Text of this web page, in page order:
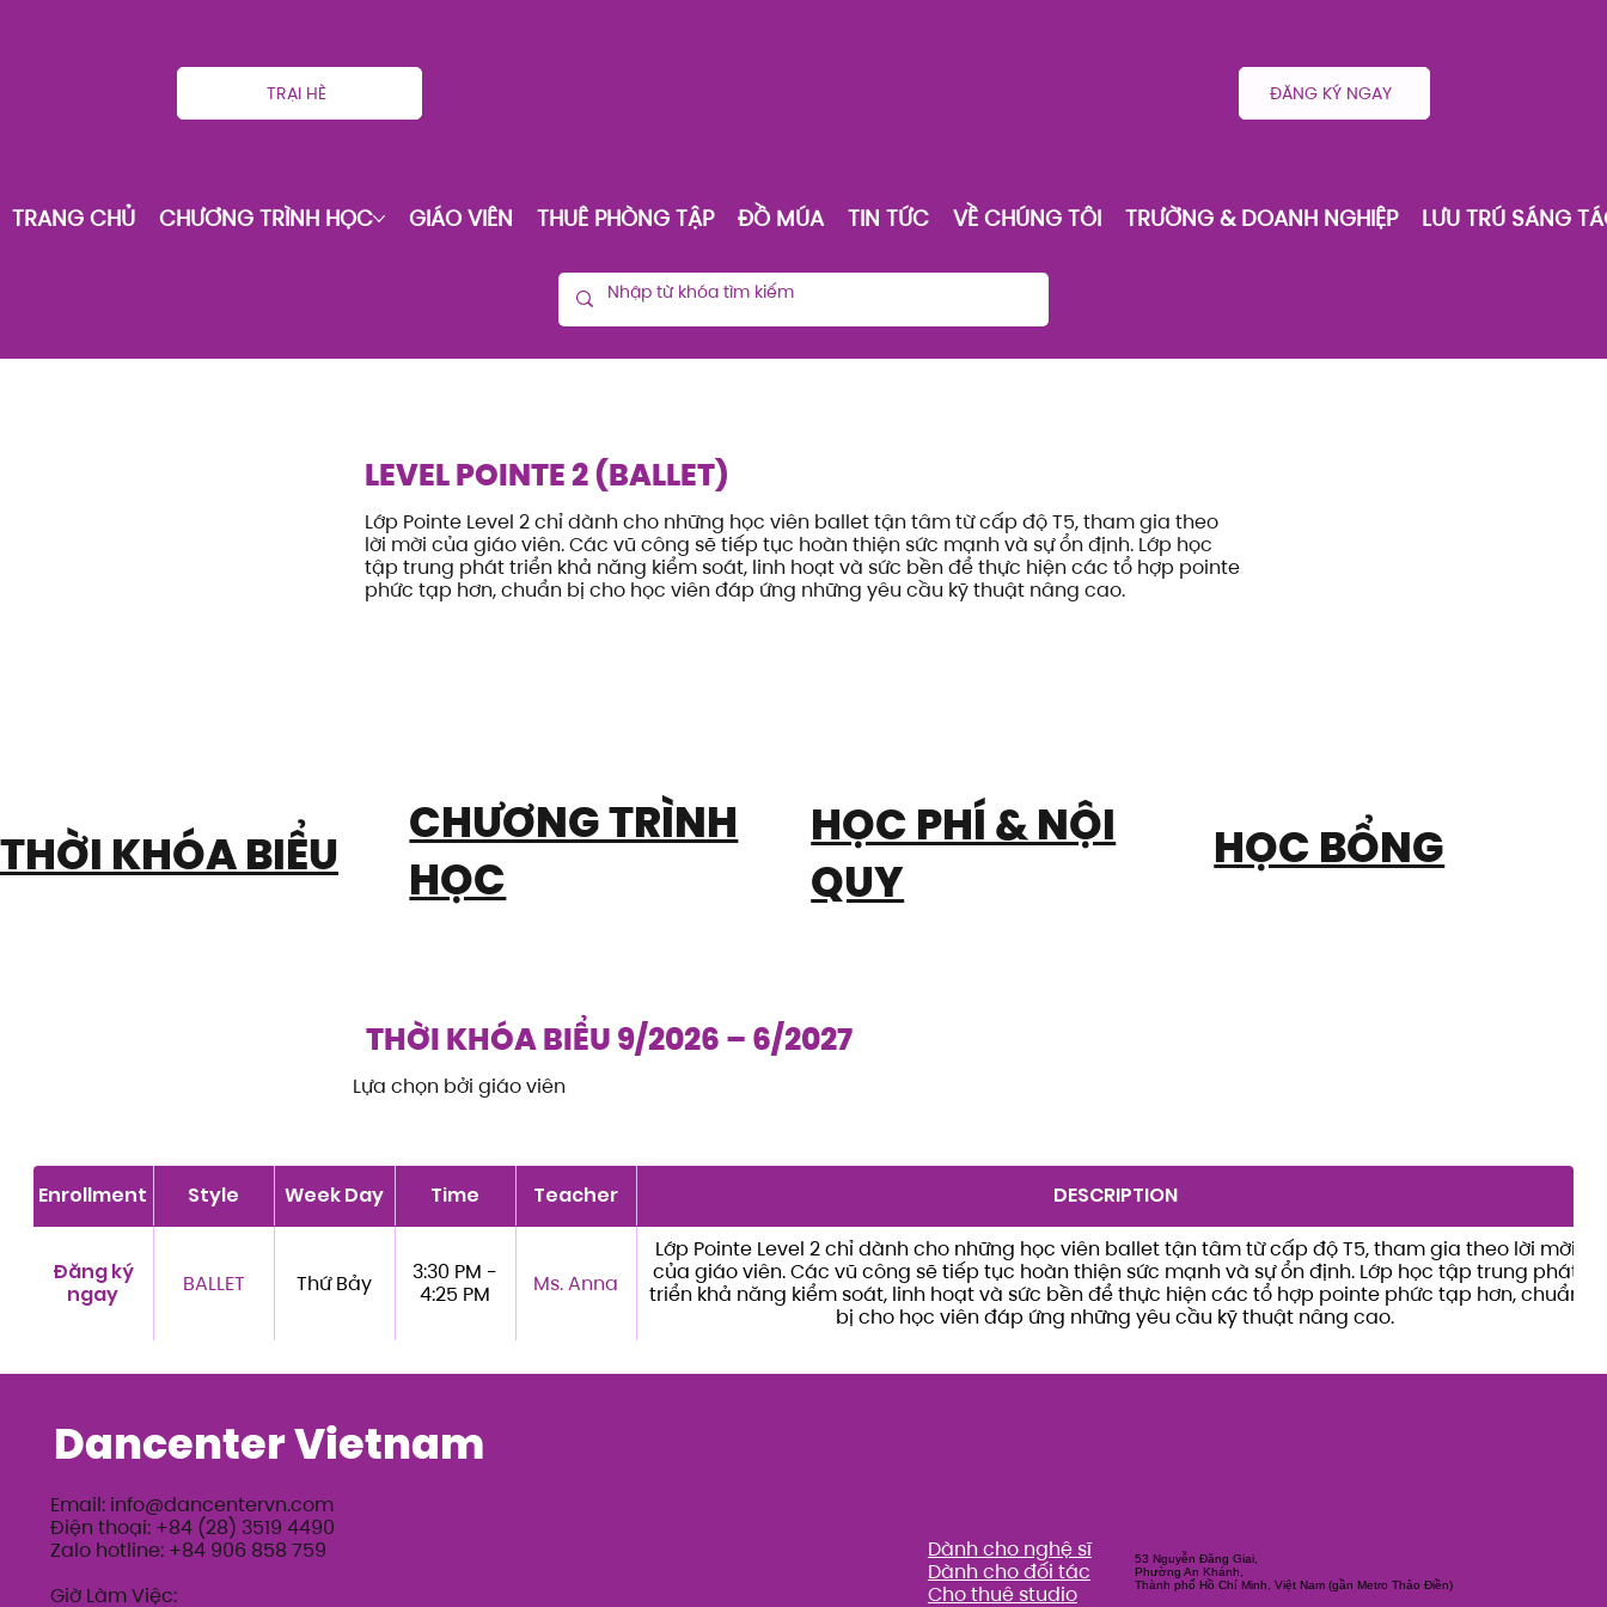
TRẠI HÈ ĐĂNG KÝ NGAY
TRANG CHỦ CHƯƠNG TRÌNH HỌC GIÁO VIÊN THUÊ PHÒNG TẬP ĐỒ MÚA TIN TỨC VỀ CHÚNG TÔI TRƯỜNG & DOANH NGHIỆP LƯU TRÚ SÁNG
LEVEL POINTE 2 (BALLET)
Lớp Pointe Level 2 chỉ dành cho những học viên ballet tận tâm từ cấp độ T5, tham gia theo
lời mời của giáo viên. Các vũ công sẽ tiếp tục hoàn thiện sức mạnh và sự ổn định. Lớp học
tập trung phát triển khả năng kiểm soát, linh hoạt và sức bền để thực hiện các tổ hợp pointe
phức tạp hơn, chuẩn bị cho học viên đáp ứng những yêu cầu kỹ thuật nâng cao.
THỜI KHÓA BIỂU
CHƯƠNG TRÌNH
HỌC
HỌC PHÍ & NỘI
QUY
HỌC BỔNG
THỜI KHÓA BIỂU 9/2026 – 6/2027
Lựa chọn bởi giáo viên
Enrollment Style Week Day Time Teacher DESCRIPTION
Đăng ký
ngay
BALLET Thứ Bảy
3:30 PM -
4:25 PM
Ms. Anna
Lớp Pointe Level 2 chỉ dành cho những học viên ballet tận tâm từ cấp độ T5, tham gia theo lời mời
của giáo viên. Các vũ công sẽ tiếp tục hoàn thiện sức mạnh và sự ổn định. Lớp học tập trung phát
triển khả năng kiểm soát, linh hoạt và sức bền để thực hiện các tổ hợp pointe phức tạp hơn, chuẩn
bị cho học viên đáp ứng những yêu cầu kỹ thuật nâng cao.
Dancenter Vietnam
Email: info@dancentervn.com
Điện thoại: +84 (28) 3519 4490
Zalo hotline: +84 906 858 759
Giờ Làm Việc:
Dành cho nghệ sĩ
Dành cho đối tác
Cho thuê studio
53 Nguyễn Đăng Giai,
Phường An Khánh,
Thành phố Hồ Chí Minh, Việt Nam (gần Metro Thảo Điền)